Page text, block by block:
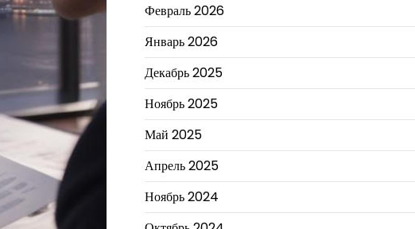
Февраль 2026
Январь 2026
Декабрь 2025
Ноябрь 2025
Май 2025
Апрель 2025
Ноябрь 2024